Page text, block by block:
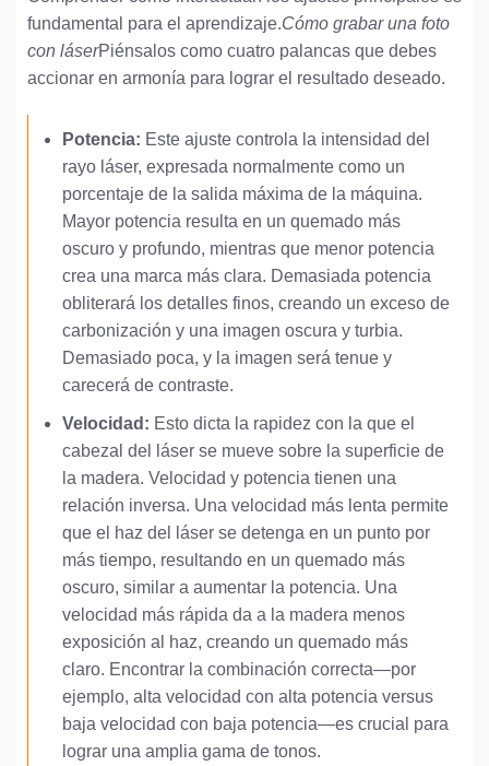
fundamental para el aprendizaje.Cómo grabar una foto
con láserPiénsalos como cuatro palancas que debes
accionar en armonía para lograr el resultado deseado.
Potencia: Este ajuste controla la intensidad del
rayo láser, expresada normalmente como un
porcentaje de la salida máxima de la máquina.
Mayor potencia resulta en un quemado más
oscuro y profundo, mientras que menor potencia
crea una marca más clara. Demasiada potencia
obliterará los detalles finos, creando un exceso de
carbonización y una imagen oscura y turbia.
Demasiado poca, y la imagen será tenue y
carecerá de contraste.
Velocidad: Esto dicta la rapidez con la que el
cabezal del láser se mueve sobre la superficie de
la madera. Velocidad y potencia tienen una
relación inversa. Una velocidad más lenta permite
que el haz del láser se detenga en un punto por
más tiempo, resultando en un quemado más
oscuro, similar a aumentar la potencia. Una
velocidad más rápida da a la madera menos
exposición al haz, creando un quemado más
claro. Encontrar la combinación correcta—por
ejemplo, alta velocidad con alta potencia versus
baja velocidad con baja potencia—es crucial para
lograr una amplia gama de tonos.